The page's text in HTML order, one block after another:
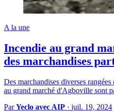
A la une
Incendie au grand
des marchandises
Des marchandises diverses
au grand marché d'Agboville sont
ParYeclo avec AIP · juil. 19, 2024